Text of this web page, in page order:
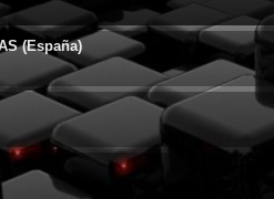
(España)